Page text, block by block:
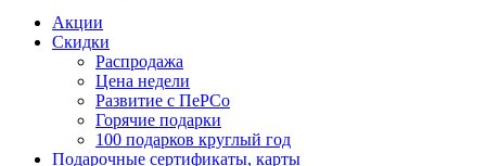
Акции
Скидки
Распродажа
Цена недели
Развитие с ПеРСо
Горячие подарки
100 подарков круглый год
Подарочные сертификаты, карты